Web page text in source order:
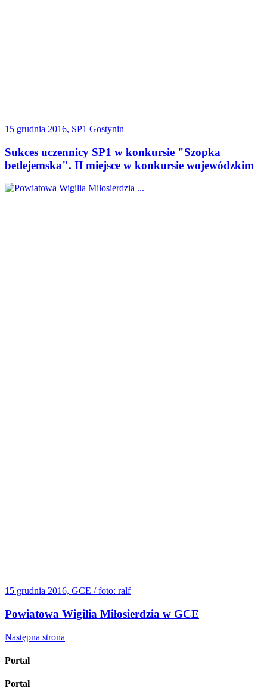
15 grudnia 2016, SP1 Gostynin
Sukces uczennicy SP1 w konkursie "Szopka
betlejemska". II miejsce w konkursie wojewódzkim
15 grudnia 2016, GCE / foto: ralf
Powiatowa Wigilia Miłosierdzia w GCE
Następna strona
Portal
Portal